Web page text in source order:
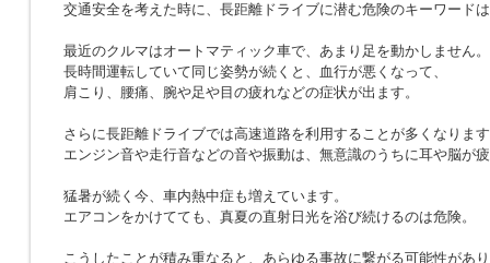
交通安全を考えた時に、長距離ドライブに潜む危険のキーワード
最近のクルマはオートマティック車で、あまり足を動かしません。
長時間運転していて同じ姿勢が続くと、血行が悪くなって、
肩こり、腰痛、腕や足や目の疲れなどの症状が出ます。
さらに長距離ドライブでは高速道路を利用することが多くなりま
エンジン音や走行音などの音や振動は、無意識のうちに耳や脳が
猛暑が続く今、車内熱中症も増えています。
エアコンをかけてても、真夏の直射日光を浴び続けるのは危険。
こうしたことが積み重なると、あらゆる事故に繋がる可能性があ